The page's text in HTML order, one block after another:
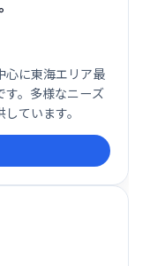
心に東海エリア最
す。多様なニーズ
ています。